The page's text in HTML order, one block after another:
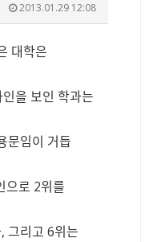
2013.01.29 12:08
대학은
을 보인 학과는
문임이 거듭
으로 2위를
그리고 6위는